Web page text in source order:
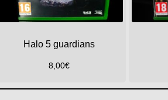
Halo 5 guardians
8,00€